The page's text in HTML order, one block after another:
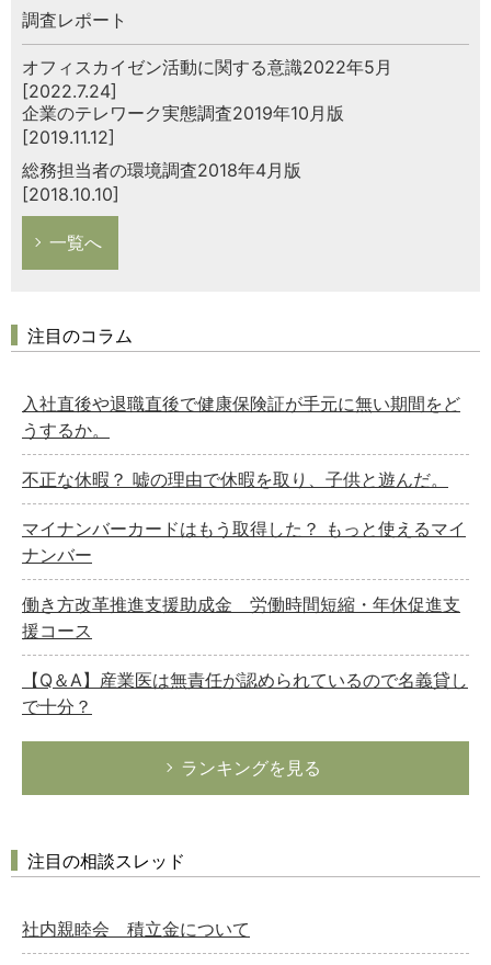
調査レポート
オフィスカイゼン活動に関する意識2022年5月
[2022.7.24]
企業のテレワーク実態調査2019年10月版
[2019.11.12]
総務担当者の環境調査2018年4月版
[2018.10.10]
一覧へ
注目のコラム
入社直後や退職直後で健康保険証が手元に無い期間をど
うするか。
不正な休暇？ 嘘の理由で休暇を取り、子供と遊んだ。
マイナンバーカードはもう取得した？ もっと使えるマイ
ナンバー
働き方改革推進支援助成金 労働時間短縮・年休促進支
援コース
【Q＆A】産業医は無責任が認められているので名義貸し
で十分？
ランキングを見る
注目の相談スレッド
社内親睦会 積立金について